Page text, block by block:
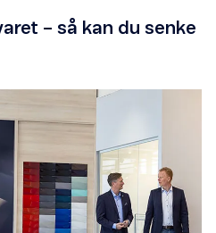
– så kan du senke